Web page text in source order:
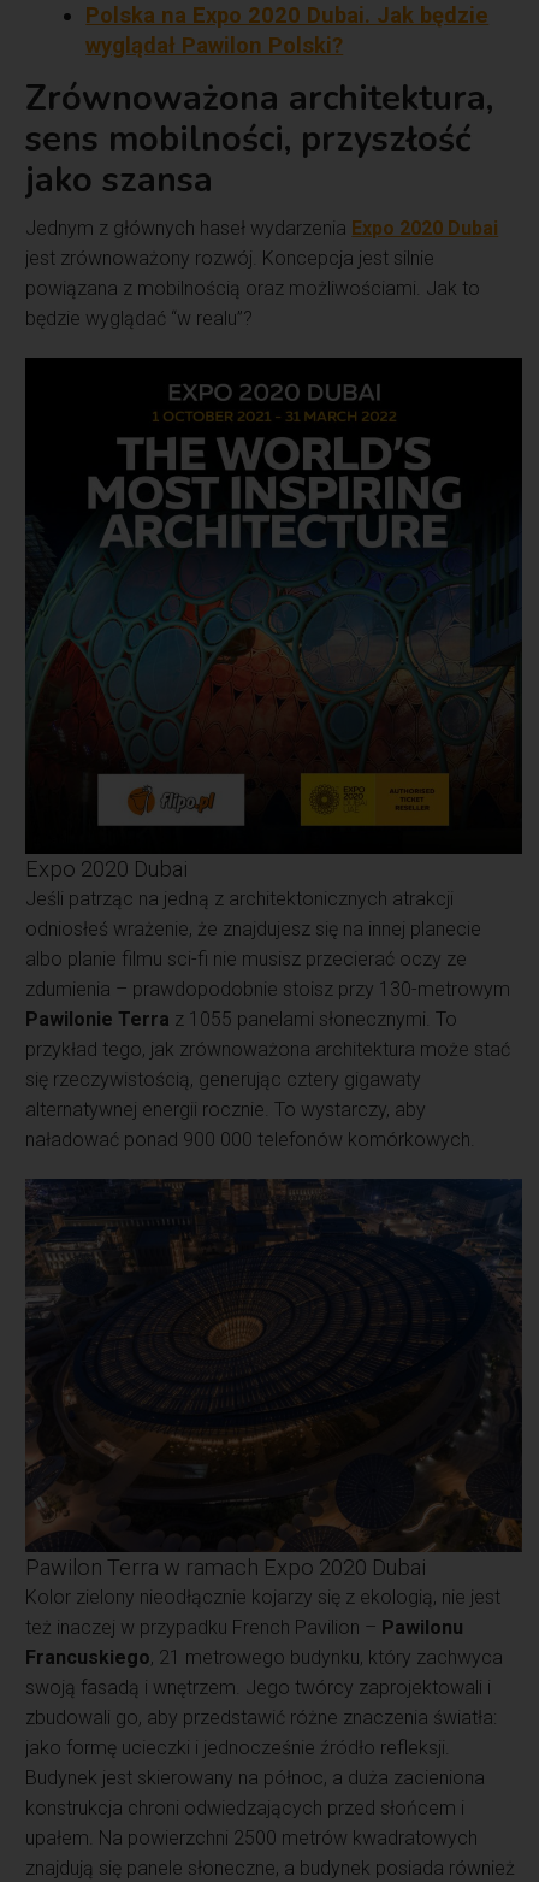
Polska na Expo 2020 Dubai. Jak będzie
wyglądał Pawilon Polski?
Zrównoważona architektura,
sens mobilności, przyszłość
jako szansa
Jednym z głównych haseł wydarzenia Expo 2020 Dubai
jest zrównoważony rozwój. Koncepcja jest silnie
powiązana z mobilnością oraz możliwościami. Jak to
będzie wyglądać “w realu”?
Expo 2020 Dubai
Jeśli patrząc na jedną z architektonicznych atrakcji
odniosłeś wrażenie, że znajdujesz się na innej planecie
albo planie filmu sci-fi nie musisz przecierać oczy ze
zdumienia – prawdopodobnie stoisz przy 130-metrowym
Pawilonie Terra z 1055 panelami słonecznymi. To
przykład tego, jak zrównoważona architektura może stać
się rzeczywistością, generując cztery gigawaty
alternatywnej energii rocznie. To wystarczy, aby
naładować ponad 900 000 telefonów komórkowych.
Pawilon Terra w ramach Expo 2020 Dubai
Kolor zielony nieodłącznie kojarzy się z ekologią, nie jest
też inaczej w przypadku French Pavilion – Pawilonu
Francuskiego, 21 metrowego budynku, który zachwyca
swoją fasadą i wnętrzem. Jego twórcy zaprojektowali i
zbudowali go, aby przedstawić różne znaczenia światła:
jako formę ucieczki i jednocześnie źródło refleksji.
Budynek jest skierowany na północ, a duża zacieniona
konstrukcja chroni odwiedzających przed słońcem i
upałem. Na powierzchni 2500 metrów kwadratowych
znajdują się panele słoneczne, a budynek posiada również